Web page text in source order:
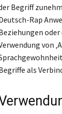
Begriff
Rap
von
als